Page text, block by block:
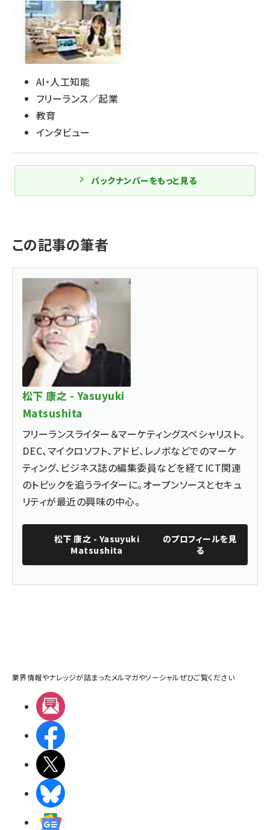
AI・人工知能
フリーランス／起業
教育
インタビュー
バックナンバーをもっと見る
この記事の筆者
松下 康之 - Yasuyuki
Matsushita
フリーランスライター＆マーケティングスペシャリスト。
DEC、マイクロソフト、アドビ、レノボなどでのマーケ
ティング、ビジネス誌の編集委員などを経てICT関連
のトピックを追うライターに。オープンソースとセキュ
リティが最近の興味の中心。
松下 康之 - Yasuyuki
Matsushita
のプロフィールを見
る
業界情報やナレッジが詰まったメルマガやソーシャルぜひご覧ください